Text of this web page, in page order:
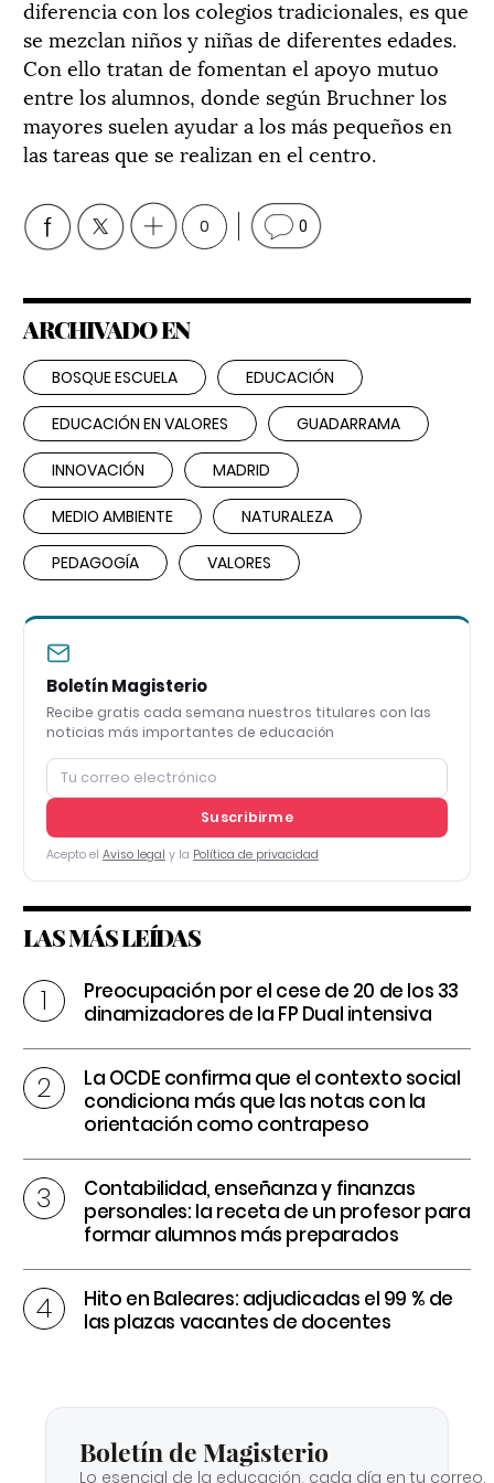
diferencia con los colegios tradicionales, es que
se mezclan niños y niñas de diferentes edades.
Con ello tratan de fomentan el apoyo mutuo
entre los alumnos, donde según Bruchner los
mayores suelen ayudar a los más pequeños en
las tareas que se realizan en el centro.
0 0
ARCHIVADO EN
BOSQUE ESCUELA EDUCACIÓN
EDUCACIÓN EN VALORES GUADARRAMA
INNOVACIÓN MADRID
MEDIO AMBIENTE NATURALEZA
PEDAGOGÍA VALORES
Boletín Magisterio
Recibe gratis cada semana nuestros titulares con las
noticias más importantes de educación
Suscribirme
Acepto el Aviso legal y la Política de privacidad
LAS MÁS LEÍDAS
Preocupación por el cese de 20 de los 33
dinamizadores de la FP Dual intensiva
La OCDE confirma que el contexto social
condiciona más que las notas con la
orientación como contrapeso
Contabilidad, enseñanza y finanzas
personales: la receta de un profesor para
formar alumnos más preparados
Hito en Baleares: adjudicadas el 99 % de
las plazas vacantes de docentes
Boletín de Magisterio
Lo esencial de la educación, cada día en tu correo.